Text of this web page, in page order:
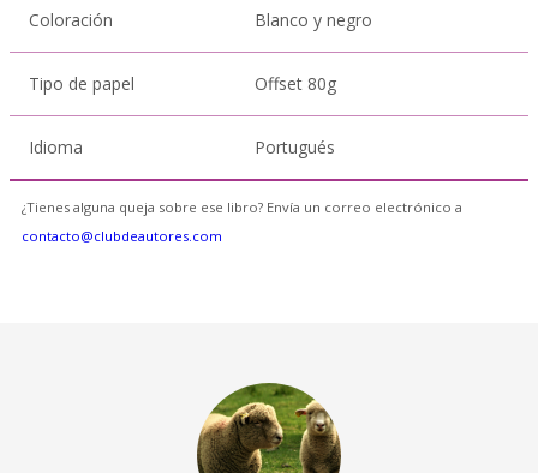
Coloración Blanco y negro
Tipo de papel Offset 80g
Idioma Portugués
¿Tienes alguna queja sobre ese libro? Envía un correo electrónico a
contacto@clubdeautores.com